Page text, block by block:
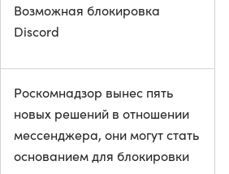
Возможная блокировка
Discord
Роскомнадзор вынес пять
новых решений в отношении
мессенджера, они могут стать
основанием для блокировки